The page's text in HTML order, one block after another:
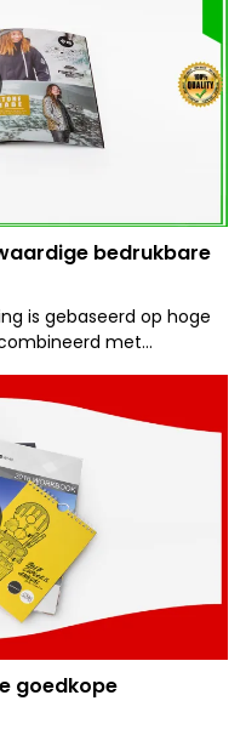
bedrukbare
is gebaseerd op hoge
met
goedkope